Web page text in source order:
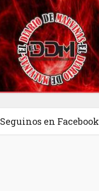
Seguinos en Facebook